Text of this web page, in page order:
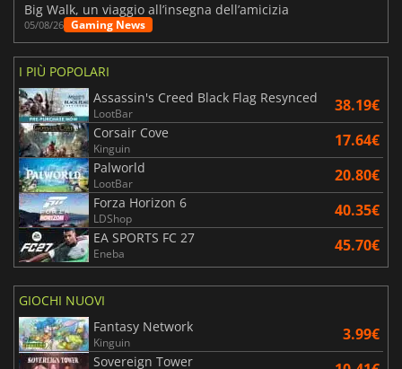
Big Walk, un viaggio all’insegna dell’amicizia
05/08/26 Gaming News
I PIÙ POPOLARI
Assassin's Creed Black Flag Resynced
LootBar 38.19€
Corsair Cove
Kinguin 17.64€
Palworld
LootBar 20.80€
Forza Horizon 6
LDShop 40.35€
EA SPORTS FC 27
Eneba 45.70€
GIOCHI NUOVI
Fantasy Network
Kinguin 3.99€
Sovereign Tower